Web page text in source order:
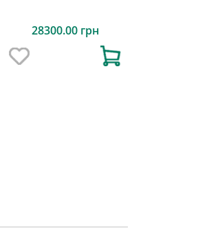
28300.00 грн